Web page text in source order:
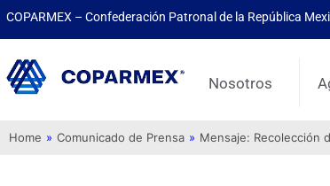
COPARMEX – Confederación Patronal de la República
Nosotros
Home » Comunicado de Prensa » Mensaje: Recolección